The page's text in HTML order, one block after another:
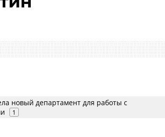
новый департамент для работы с
1